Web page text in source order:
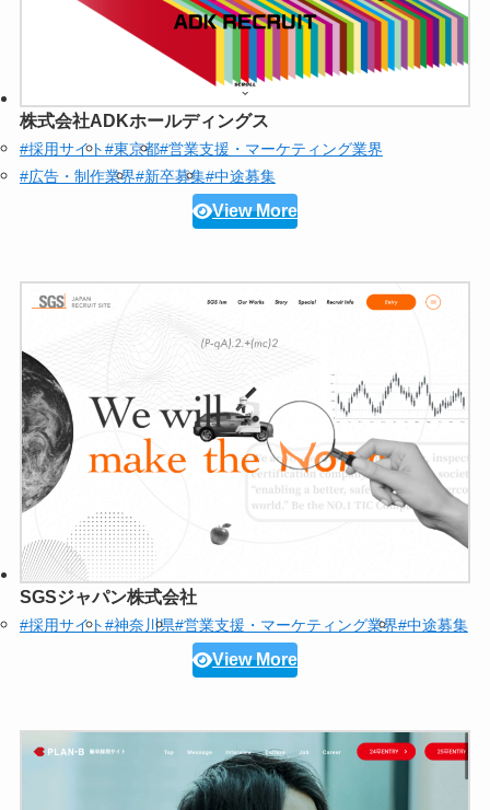
株式会社ADKホールディングス
#採用サイト#東京都#営業支援・マーケティング業界
#広告・制作業界#新卒募集#中途募集
View More
SGSジャパン株式会社
#採用サイト#神奈川県#営業支援・マーケティング業界#中途募集
View More